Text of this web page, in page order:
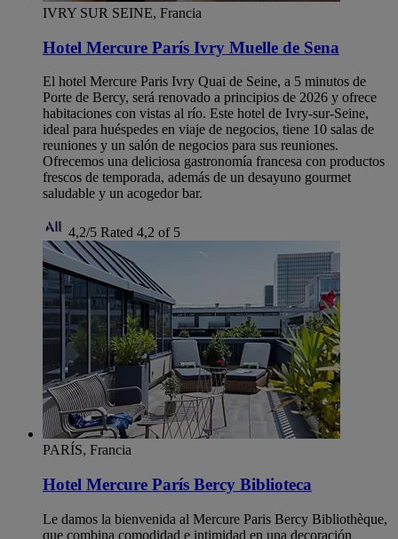
IVRY SUR SEINE, Francia
Hotel Mercure París Ivry Muelle de Sena
El hotel Mercure Paris Ivry Quai de Seine, a 5 minutos de
Porte de Bercy, será renovado a principios de 2026 y ofrece
habitaciones con vistas al río. Este hotel de Ivry-sur-Seine,
ideal para huéspedes en viaje de negocios, tiene 10 salas de
reuniones y un salón de negocios para sus reuniones.
Ofrecemos una deliciosa gastronomía francesa con productos
frescos de temporada, además de un desayuno gourmet
saludable y un acogedor bar.
4,2/5 Rated 4,2 of 5
PARÍS, Francia
Hotel Mercure París Bercy Biblioteca
Le damos la bienvenida al Mercure Paris Bercy Bibliothèque,
que combina comodidad e intimidad en una decoración